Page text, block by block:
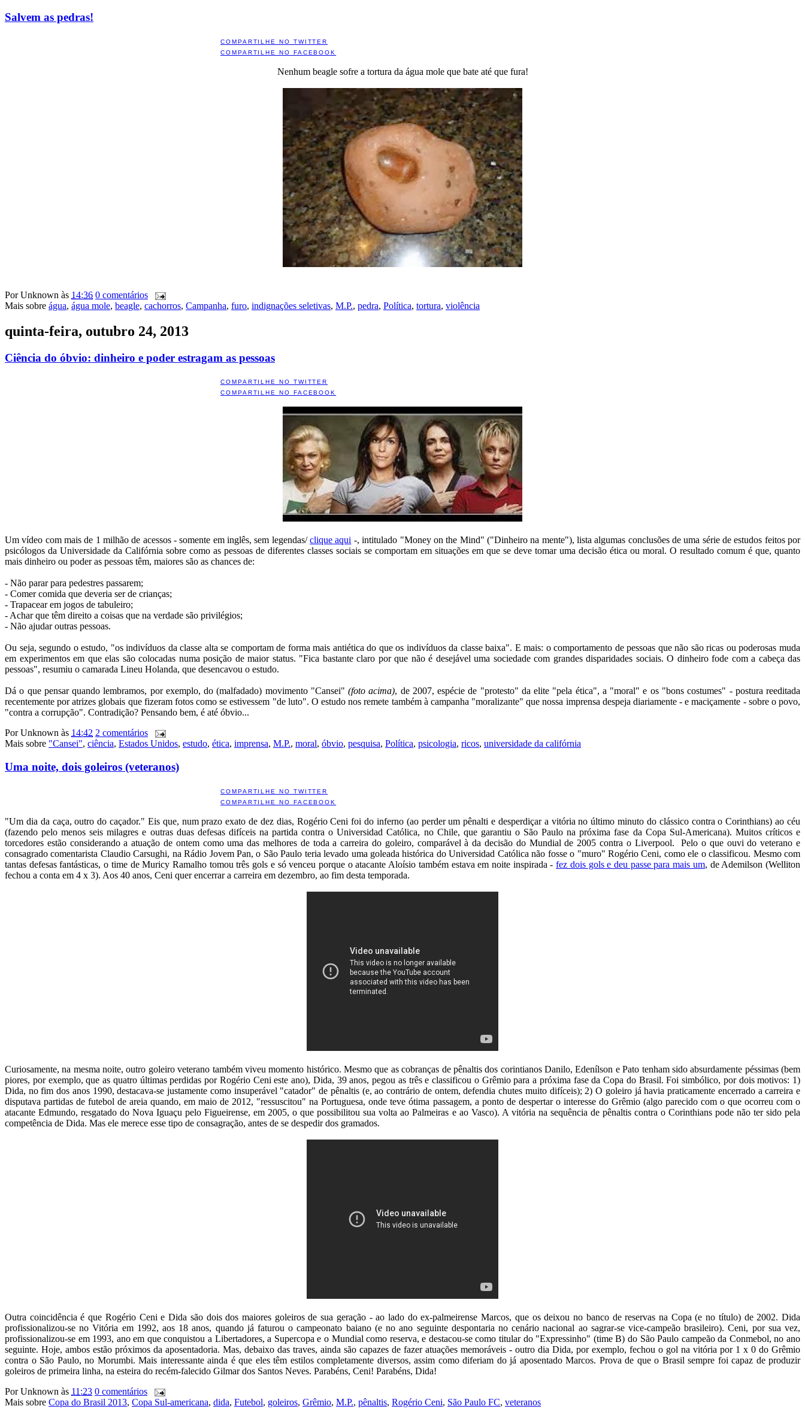
Salvem as pedras!
COMPARTILHE NO TWITTER
COMPARTILHE NO FACEBOOK
Nenhum beagle sofre a tortura da água mole que bate até que fura!
PorUnknown às 14:36 0 comentários
Mais sobre água, água mole, beagle, cachorros, Campanha, furo, indignações seletivas, M.P., pedra, Política, tortura, violência
quinta-feira, outubro 24, 2013
Ciência do óbvio: dinheiro e poder estragam as pessoas
COMPARTILHE NO TWITTER
COMPARTILHE NO FACEBOOK
Um vídeo com mais de 1 milhão de acessos - somente em inglês, sem legendas/clique aqui -, intitulado "Money on the Mind" ("Dinheiro na mente"), lista algumas conclusões de uma série de estudos feitos por
psicólogos da Universidade da Califórnia sobre como as pessoas de diferentes classes sociais se comportam em situações em que se deve tomar uma decisão ética ou moral. O resultado comum é que, quanto
mais dinheiro ou poder as pessoas têm, maiores são as chances de:
- Não parar para pedestres passarem;
- Comer comida que deveria ser de crianças;
- Trapacear em jogos de tabuleiro;
- Achar que têm direito a coisas que na verdade são privilégios;
- Não ajudar outras pessoas.
Ou seja, segundo o estudo, "os indivíduos da classe alta se comportam de forma mais antiética do que os indivíduos da classe baixa". E mais: o comportamento de pessoas que não são ricas ou poderosas muda
em experimentos em que elas são colocadas numa posição de maior status. "Fica bastante claro por que não é desejável uma sociedade com grandes disparidades sociais. O dinheiro fode com a cabeça das
pessoas", resumiu o camarada Lineu Holanda, que desencavou o estudo.
Dá o que pensar quando lembramos, por exemplo, do (malfadado) movimento "Cansei"(foto acima), de 2007, espécie de "protesto" da elite "pela ética", a "moral" e os "bons costumes" - postura reeditada
recentemente por atrizes globais que fizeram fotos como se estivessem "de luto". O estudo nos remete também à campanha "moralizante" que nossa imprensa despeja diariamente - e maciçamente - sobre o povo,
"contra a corrupção". Contradição? Pensando bem, é até óbvio...
PorUnknown às 14:42 2 comentários
Mais sobre "Cansei", ciência, Estados Unidos, estudo, ética, imprensa, M.P., moral, óbvio, pesquisa, Política, psicologia, ricos, universidade da califórnia
Uma noite, dois goleiros (veteranos)
COMPARTILHE NO TWITTER
COMPARTILHE NO FACEBOOK
"Um dia da caça, outro do caçador." Eis que, num prazo exato de dez dias, Rogério Ceni foi do inferno (ao perder um pênalti e desperdiçar a vitória no último minuto do clássico contra o Corinthians) ao céu
(fazendo pelo menos seis milagres e outras duas defesas difíceis na partida contra o Universidad Católica, no Chile, que garantiu o São Paulo na próxima fase da Copa Sul-Americana). Muitos críticos e
torcedores estão considerando a atuação de ontem como uma das melhores de toda a carreira do goleiro, comparável à da decisão do Mundial de 2005 contra o Liverpool. Pelo o que ouvi do veterano e
consagrado comentarista Claudio Carsughi, na Rádio Jovem Pan, o São Paulo teria levado uma goleada histórica do Universidad Católica não fosse o "muro" Rogério Ceni, como ele o classificou. Mesmo com
tantas defesas fantásticas, o time de Muricy Ramalho tomou três gols e só venceu porque o atacante Aloísio também estava em noite inspirada -fez dois gols e deu passe para mais um, de Ademilson (Welliton
fechou a conta em 4 x 3). Aos 40 anos, Ceni quer encerrar a carreira em dezembro, ao fim desta temporada.
Curiosamente, na mesma noite, outro goleiro veterano também viveu momento histórico. Mesmo que as cobranças de pênaltis dos corintianos Danilo, Edenílson e Pato tenham sido absurdamente péssimas (bem
piores, por exemplo, que as quatro últimas perdidas por Rogério Ceni este ano), Dida, 39 anos, pegou as três e classificou o Grêmio para a próxima fase da Copa do Brasil. Foi simbólico, por dois motivos: 1)
Dida, no fim dos anos 1990, destacava-se justamente como insuperável "catador" de pênaltis (e, ao contrário de ontem, defendia chutes muito difíceis); 2) O goleiro já havia praticamente encerrado a carreira e
disputava partidas de futebol de areia quando, em maio de 2012, "ressuscitou" na Portuguesa, onde teve ótima passagem, a ponto de despertar o interesse do Grêmio (algo parecido com o que ocorreu com o
atacante Edmundo, resgatado do Nova Iguaçu pelo Figueirense, em 2005, o que possibilitou sua volta ao Palmeiras e ao Vasco). A vitória na sequência de pênaltis contra o Corinthians pode não ter sido pela
competência de Dida. Mas ele merece esse tipo de consagração, antes de se despedir dos gramados.
Outra coincidência é que Rogério Ceni e Dida são dois dos maiores goleiros de sua geração - ao lado do ex-palmeirense Marcos, que os deixou no banco de reservas na Copa (e no título) de 2002. Dida
profissionalizou-se no Vitória em 1992, aos 18 anos, quando já faturou o campeonato baiano (e no ano seguinte despontaria no cenário nacional ao sagrar-se vice-campeão brasileiro). Ceni, por sua vez,
profissionalizou-se em 1993, ano em que conquistou a Libertadores, a Supercopa e o Mundial como reserva, e destacou-se como titular do "Expressinho" (time B) do São Paulo campeão da Conmebol, no ano
seguinte. Hoje, ambos estão próximos da aposentadoria. Mas, debaixo das traves, ainda são capazes de fazer atuações memoráveis - outro dia Dida, por exemplo, fechou o gol na vitória por 1 x 0 do Grêmio
contra o São Paulo, no Morumbi. Mais interessante ainda é que eles têm estilos completamente diversos, assim como diferiam do já aposentado Marcos. Prova de que o Brasil sempre foi capaz de produzir
goleiros de primeira linha, na esteira do recém-falecido Gilmar dos Santos Neves. Parabéns, Ceni! Parabéns, Dida!
PorUnknown às 11:23 0 comentários
Mais sobre Copa do Brasil 2013, Copa Sul-americana, dida, Futebol, goleiros, Grêmio, M.P., pênaltis, Rogério Ceni, São Paulo FC, veteranos